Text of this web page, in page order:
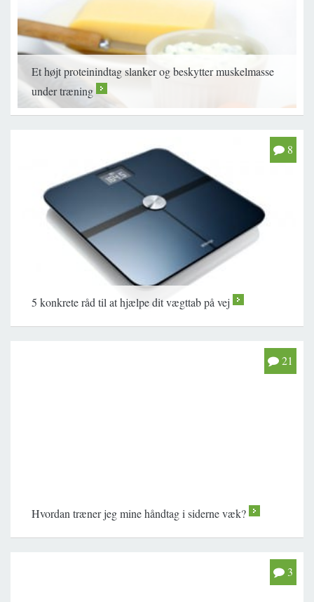
Et højt proteinindtag slanker og beskytter muskelmasse
under træning
>
5 konkrete råd til at hjælpe dit vægttab på vej
8
Hvordan træner jeg mine håndtag i siderne væk?
21
3